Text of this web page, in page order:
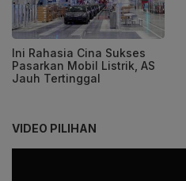
Ini Rahasia Cina Sukses
Pasarkan Mobil Listrik, AS
Jauh Tertinggal
VIDEO PILIHAN